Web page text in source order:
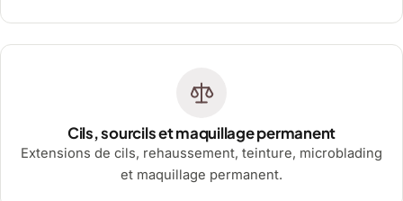
Cils, sourcils et maquillage permanent
Extensions de cils, rehaussement, teinture, microblading
et maquillage permanent.